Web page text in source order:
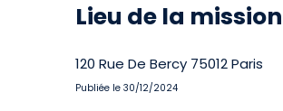
Lieu de la mission
120 Rue De Bercy 75012 Paris
Publiée le 30/12/2024